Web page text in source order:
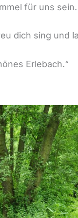
für uns sein.
dich sing und
Erlebach.“